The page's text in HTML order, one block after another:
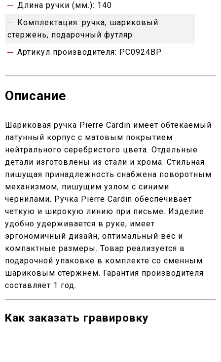
Длина ручки (мм.): 140
Комплектация: ручка, шариковый
стержень, подарочный футляр
Артикул производителя: PC0924BP
Описание
Шариковая ручка Pierre Cardin имеет обтекаемый
латунный корпус с матовым покрытием
нейтрального серебристого цвета. Отдельные
детали изготовлены из стали и хрома. Стильная
пишущая принадлежность снабжена поворотным
механизмом, пишущим узлом с синими
чернилами. Ручка Pierre Cardin обеспечивает
четкую и широкую линию при письме. Изделие
удобно удерживается в руке, имеет
эргономичный дизайн, оптимальный вес и
компактные размеры. Товар реализуется в
подарочной упаковке в комплекте со сменным
шариковым стержнем. Гарантия производителя
составляет 1 год.
Как заказать гравировку